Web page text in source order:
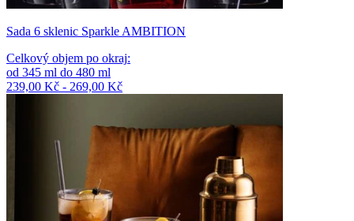
Sada 6 sklenic Sparkle AMBITION
Celkový objem po okraj:
od 345 ml do 480 ml
239,00 Kč - 269,00 Kč